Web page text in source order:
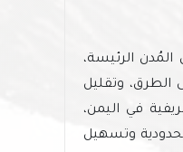
الرئيسة،
الطرق، وتقليل
في اليمن،
وتسهيل